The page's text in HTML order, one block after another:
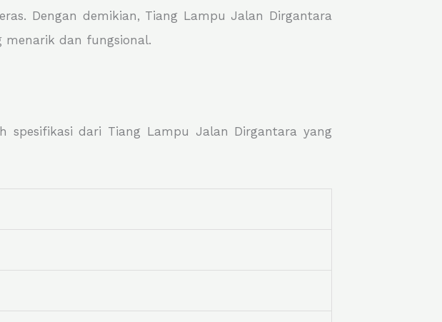
Dengan demikian, Tiang Lampu Jalan Dirgantara
dan fungsional.
spesifikasi dari Tiang Lampu Jalan Dirgantara yang